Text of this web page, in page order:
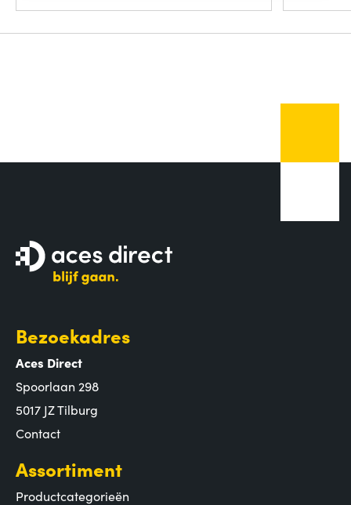
Bezoekadres
Aces Direct
Spoorlaan 298
5017 JZ Tilburg
Contact
Assortiment
Productcategorieën